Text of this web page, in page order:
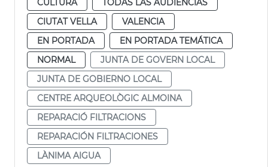
CIUTAT VELLA
VALENCIA
EN PORTADA
EN PORTADA TEMÁTICA
NORMAL
JUNTA DE GOVERN LOCAL
JUNTA DE GOBIERNO LOCAL
CENTRE ARQUEOLÒGIC ALMOINA
REPARACIÓ FILTRACIONS
REPARACIÓN FILTRACIONES
LÀNIMA AIGUA